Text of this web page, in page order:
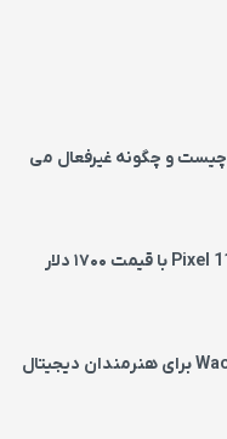
شناسه تبلیغاتی ویندوز ۱۱ چیست و چگونه غیرفعال می‌
جعبه‌های گوشی Pixel 11 Pro XL با قیمت ۱۷۰۰ دلار
تبلت Wacom MovinkPad 11 برای هنرمندان دیجیتال